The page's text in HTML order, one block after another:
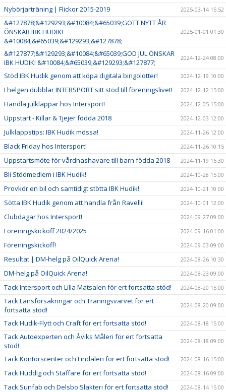
Nybörjarträning | Flickor 2015-2019 2025-03-14 15:52
&#127878;&#129293;&#10084;&#65039;GOTT NYTT ÅR
ÖNSKAR IBK HUDIK!
&#10084;&#65039;&#129293;&#127878;
2025-01-01 01:30
&#127877;&#129293;&#10084;&#65039;GOD JUL ÖNSKAR
IBK HUDIK! &#10084;&#65039;&#129293;&#127877;
2024-12-24 08:00
Stöd IBK Hudik genom att köpa digitala bingolotter! 2024-12-19 10:00
I helgen dubblar INTERSPORT sitt stöd till föreningslivet! 2024-12-12 15:00
Handla julklappar hos Intersport! 2024-12-05 15:00
Uppstart - Killar & Tjejer födda 2018 2024-12-03 12:00
Julklappstips: IBK Hudik mössa! 2024-11-26 12:00
Black Friday hos Intersport! 2024-11-26 10:15
Uppstartsmöte för vårdnashavare till barn födda 2018 2024-11-19 16:30
Bli Stödmedlem i IBK Hudik! 2024-10-28 15:00
Provkör en bil och samtidigt stötta IBK Hudik! 2024-10-21 10:00
Sötta IBK Hudik genom att handla från Ravelli! 2024-10-01 12:00
Clubdagar hos Intersport! 2024-09-27 09:00
Föreningskickoff 2024/2025 2024-09-16 01:00
Föreningskickoff! 2024-09-03 09:00
Resultat | DM-helg på OilQuick Arena! 2024-08-26 10:30
DM-helg på OilQuick Arena! 2024-08-23 09:00
Tack Intersport och Lilla Matsalen för ert fortsatta stöd! 2024-08-20 15:00
Tack Länsförsäkringar och Träningsvarvet för ert
fortsatta stöd!
2024-08-20 09:00
Tack Hudik-Flytt och Craft för ert fortsatta stöd! 2024-08-18 15:00
Tack Autoexperten och Åviks Måleri för ert fortsatta
stöd!
2024-08-18 09:00
Tack Kontorscenter och Lindalen för ert fortsatta stöd! 2024-08-16 15:00
Tack Huddig och Staffare för ert fortsatta stöd! 2024-08-16 09:00
Tack Sunfab och Delsbo Slakteri för ert fortsatta stöd! 2024-08-14 15:00